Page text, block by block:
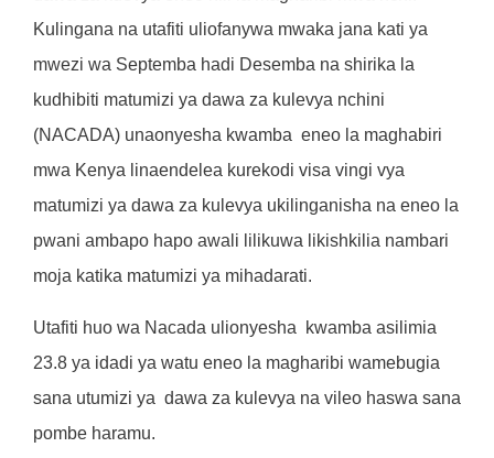
Kulingana na utafiti uliofanywa mwaka jana kati ya
mwezi wa Septemba hadi Desemba na shirika la
kudhibiti matumizi ya dawa za kulevya nchini
(NACADA) unaonyesha kwamba eneo la maghabiri
mwa Kenya linaendelea kurekodi visa vingi vya
matumizi ya dawa za kulevya ukilinganisha na eneo la
pwani ambapo hapo awali lilikuwa likishkilia nambari
moja katika matumizi ya mihadarati.
Utafiti huo wa Nacada ulionyesha
kwamba asilimia
23.8 ya idadi ya watu eneo la magharibi wamebugia
sana utumizi ya dawa za kulevya na vileo haswa sana
pombe haramu.